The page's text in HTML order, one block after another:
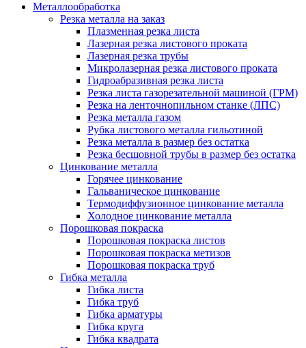
Металлообработка
Резка металла на заказ
Плазменная резка листа
Лазерная резка листового проката
Лазерная резка трубы
Микролазерная резка листового проката
Гидроабразивная резка листа
Резка листа газорезательной машиной (ГРМ)
Резка на ленточнопильном станке (ЛПС)
Резка металла газом
Рубка листового металла гильотиной
Резка металла в размер без остатка
Резка бесшовной трубы в размер без остатка
Цинкование металла
Горячее цинкование
Гальваническое цинкование
Термодиффузионное цинкование металла
Холодное цинкование металла
Порошковая покраска
Порошковая покраска листов
Порошковая покраска метизов
Порошковая покраска труб
Гибка металла
Гибка листа
Гибка труб
Гибка арматуры
Гибка круга
Гибка квадрата